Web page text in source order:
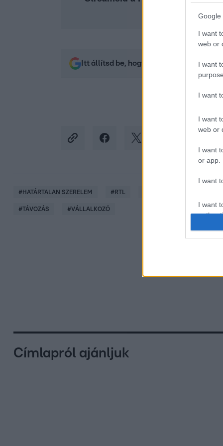
Google
I want
web or
I want
I want
I want
web or
I want
or app.
I want
I want
Itt állítsd be, hogy az RTL.hu az elsők
#HATÁRTALAN SZERELEM #RTL
#TÁVOZÁS #VÁLLALKOZÓ
Címlapról ajánljuk